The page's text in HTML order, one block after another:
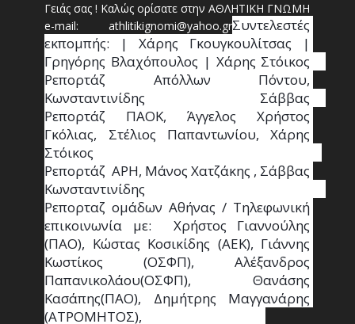
Γειάς σας ! Καλώς ορίσατε στην ΑΘΛΗΤΙΚΗ ΓΝΩΜΗ
e-mail: athlitikignomi@yahoo.grΣυντελεστές
εκπομπής: | Χάρης Γκουγκουλίτσας |
Γρηγόρης Βλαχόπουλος | Χάρης Στόικος
Ρεπορτάζ Απόλλων Πόντου,
Κωνσταντινίδης   Σάββας
Ρεπορτάζ ΠΑΟΚ, Άγγελος Χρήστος
Γκόλιας, Στέλιος Παπαντωνίου, Χάρης
Στόικος
Ρεπορτάζ  ΑΡΗ, Μάνος Χατζάκης , Σάββας
Κωνσταντινίδης
Ρεπορταζ ομάδων Αθήνας / Τηλεφωνική
επικοινωνία με:  Χρήστος Γιαννούλης
(ΠΑΟ), Κώστας Κοσικίδης (ΑΕΚ), Γιάννης
Κωστίκος (ΟΣΦΠ), Αλέξανδρος
Παπανικολάου(ΟΣΦΠ), Θανάσης
Κασάπης(ΠΑΟ), Δημήτρης Μαγγανάρης
(ΑΤΡΟΜΗΤΟΣ),